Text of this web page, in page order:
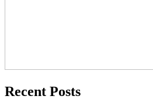
Recent Posts